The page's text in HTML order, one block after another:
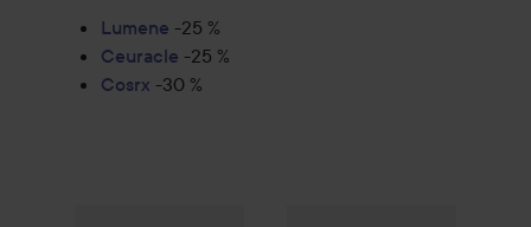
Lumene -25 %
Ceuracle -25 %
Cosrx -30 %